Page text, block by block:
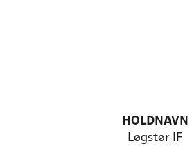
HOLDNAVN
Løgstør IF